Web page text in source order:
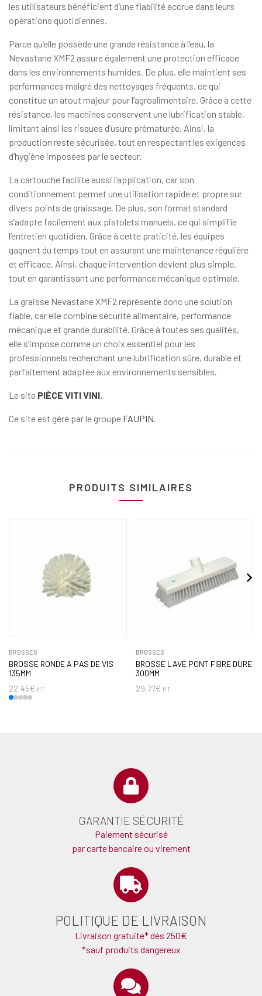
les utilisateurs bénéficient d’une fiabilité accrue dans leurs
opérations quotidiennes.
Parce qu’elle possède une grande résistance à l’eau, la
Nevastane XMF2 assure également une protection efficace
dans les environnements humides. De plus, elle maintient ses
performances malgré des nettoyages fréquents, ce qui
constitue un atout majeur pour l’agroalimentaire. Grâce à cette
résistance, les machines conservent une lubrification stable,
limitant ainsi les risques d’usure prématurée. Ainsi, la
production reste sécurisée, tout en respectant les exigences
d’hygiène imposées par le secteur.
La cartouche facilite aussi l’application, car son
conditionnement permet une utilisation rapide et propre sur
divers points de graissage. De plus, son format standard
s’adapte facilement aux pistolets manuels, ce qui simplifie
l’entretien quotidien. Grâce à cette praticité, les équipes
gagnent du temps tout en assurant une maintenance régulière
et efficace. Ainsi, chaque intervention devient plus simple,
tout en garantissant une performance mécanique optimale.
La graisse Nevastane XMF2 représente donc une solution
fiable, car elle combine sécurité alimentaire, performance
mécanique et grande durabilité. Grâce à toutes ses qualités,
elle s’impose comme un choix essentiel pour les
professionnels recherchant une lubrification sûre, durable et
parfaitement adaptée aux environnements sensibles.
Le site PIÈCE VITI VINI.
Ce site est géré par le groupe FAUPIN.
PRODUITS SIMILAIRES
BROSSES
BROSSE RONDE A PAS DE VIS
135MM
22,45€ HT
BROSSES
BROSSE LAVE PONT FIBRE DURE
300MM
29,77€ HT
GARANTIE SÉCURITÉ
Paiement sécurisé
par carte bancaire ou virement
POLITIQUE DE LIVRAISON
Livraison gratuite* dès 250€
*sauf produits dangereux